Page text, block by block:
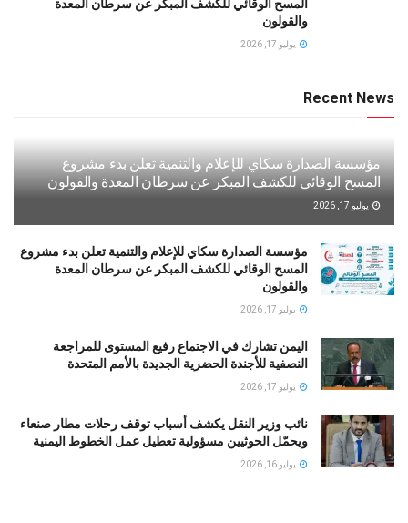
المسح الوقائي للكشف المبكر عن سرطان المعدة
والقولون
يوليو 17, 2026
Recent News
مؤسسة الصدارة سكاي للإعلام والتنمية تعلن بدء مشروع
المسح الوقائي للكشف المبكر عن سرطان المعدة والقولون
يوليو 17, 2026
مؤسسة الصدارة سكاي للإعلام والتنمية تعلن بدء مشروع
المسح الوقائي للكشف المبكر عن سرطان المعدة
والقولون
يوليو 17, 2026
اليمن تشارك في الاجتماع رفيع المستوى للمراجعة
النصفية للأجندة الحضرية الجديدة بالأمم المتحدة
يوليو 17, 2026
نائب وزير النقل يكشف أسباب توقف رحلات مطار صنعاء
ويحمّل الحوثيين مسؤولية تعطيل عمل الخطوط اليمنية
يوليو 16, 2026